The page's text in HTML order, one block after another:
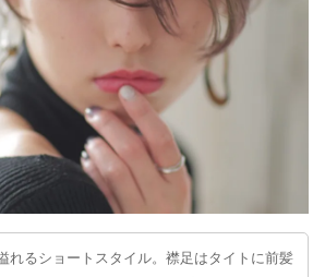
れるショートスタイル。襟足はタイトに前髪